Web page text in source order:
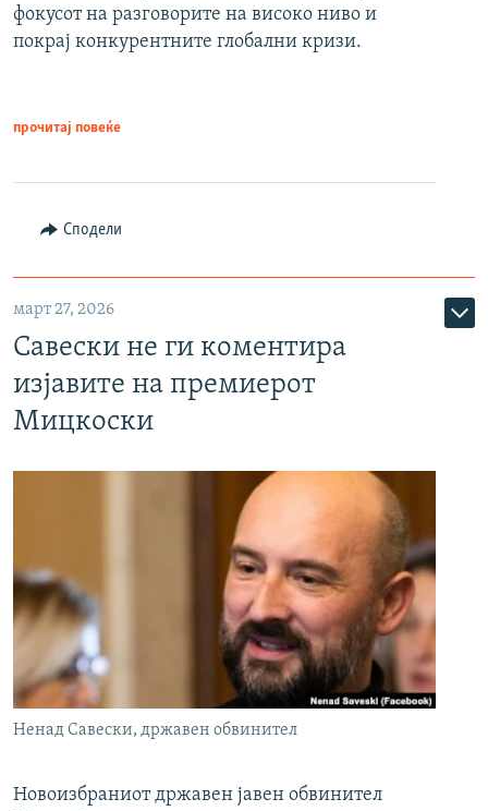
фокусот на разговорите на високо ниво и
покрај конкурентните глобални кризи.
прочитај повеќе
Сподели
март 27, 2026
Савески не ги коментира
изјавите на премиерот
Мицкоски
Ненад Савески, државен обвинител
Новоизбраниот државен јавен обвинител